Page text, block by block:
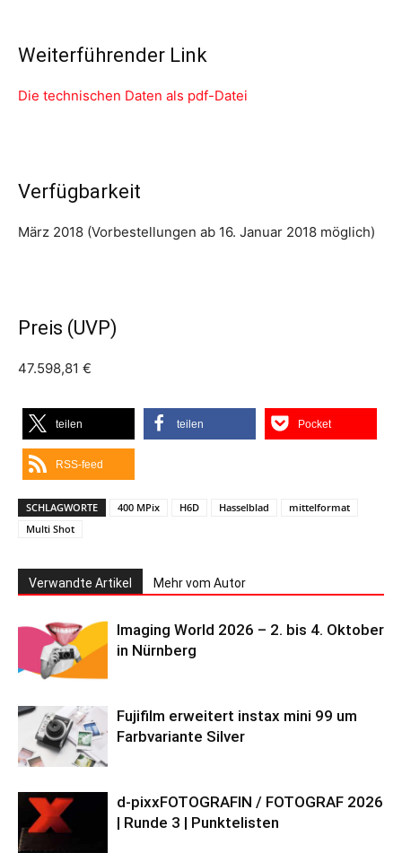
Weiterführender Link
Die technischen Daten als pdf-Datei
Verfügbarkeit
März 2018 (Vorbestellungen ab 16. Januar 2018 möglich)
Preis (UVP)
47.598,81 €
teilen teilen Pocket
RSS-feed
SCHLAGWORTE 400 MPix H6D Hasselblad
mittelformat
Multi Shot
Verwandte Artikel Mehr vom Autor
Imaging World 2026 – 2. bis 4. Oktober
in Nürnberg
Fujifilm erweitert instax mini 99 um
Farbvariante Silver
d-pixxFOTOGRAFIN / FOTOGRAF 2026
| Runde 3 | Punktelisten